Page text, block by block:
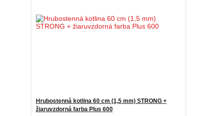
Hrubostenná kotlina 60 cm (1,5 mm) STRONG +
žiaruvzdorná farba Plus 600